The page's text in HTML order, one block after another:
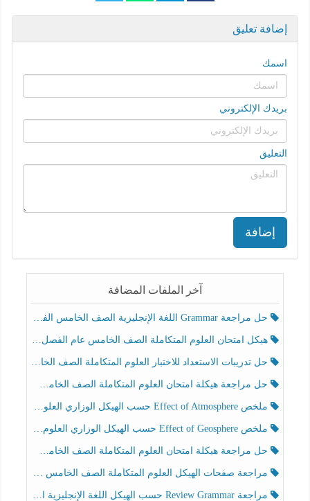
إضافة تعليق
اسمك
بريدك الإلكتروني
التعليق
إضافة
آخر الملفات المضافة
حل مراجعة Grammar اللغة الإنجليزية الصف الخامس الفصل الثالث
هيكل امتحان العلوم المتكاملة الصف الخامس عام الفصل الدراسي الثالث 2025-2026
حل تدريبات الاستعداد للاختبار العلوم المتكاملة الصف الخامس عام الفصل الثالث
حل مراجعة هيكلة امتحان العلوم المتكاملة الصف الخامس انسبير الفصل الثالث
ملخص Effect of Atmosphere حسب الهيكل الوزاري العلوم المتكاملة الصف الخامس انسبير الفصل الثالث
ملخص Effect of Geosphere حسب الهيكل الوزاري العلوم المتكاملة الصف الخامس انسبير الفصل الثالث
حل مراجعة هيكلة امتحان العلوم المتكاملة الصف الخامس عام الفصل الثالث
مراجعة صفحات الهيكل العلوم المتكاملة الصف الخامس انسبير الفصل الثالث
مراجعة Review Grammar حسب الهيكل اللغة الإنجليزية الصف الخامس الفصل الثالث